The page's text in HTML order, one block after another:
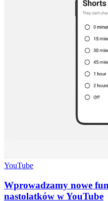
YouTube
Wprowadzamy nowe
nastolatków w YouTube